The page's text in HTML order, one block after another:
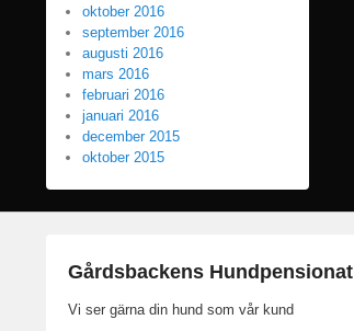
oktober 2016
september 2016
augusti 2016
mars 2016
februari 2016
januari 2016
december 2015
oktober 2015
Gårdsbackens Hundpensionat
Vi ser gärna din hund som vår kund